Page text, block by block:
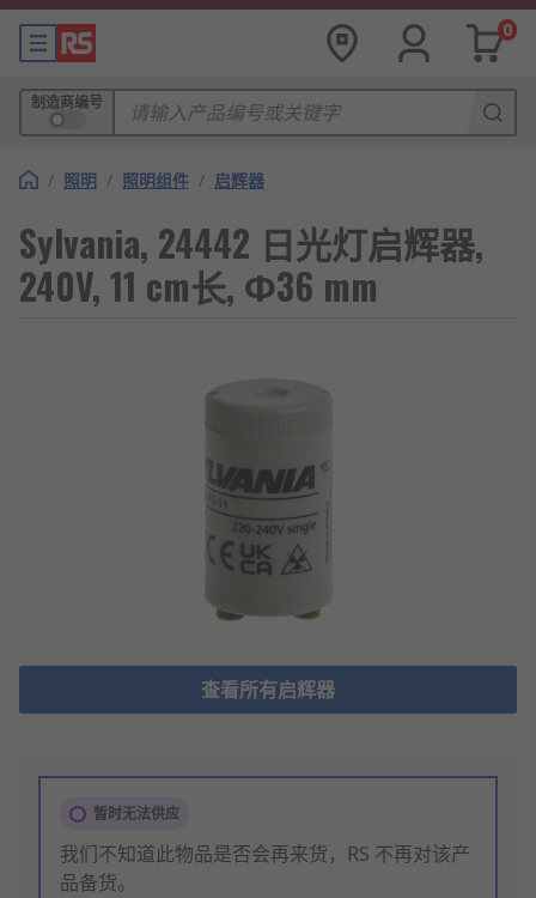
0
制造商编号
/ 照明 / 照明组件 / 启辉器
Sylvania, 24442 日光灯启辉器,
240V, 11 cm长, Φ36 mm
查看所有启辉器
暂时无法供应
我们不知道此物品是否会再来货，RS 不再对该产
品备货。